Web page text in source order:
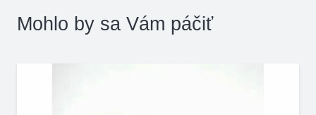
Mohlo by sa Vám páčiť